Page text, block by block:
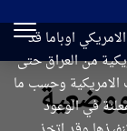
اوباما قد
من العراق حتى
الامريكية وحسب ما
في الوعود